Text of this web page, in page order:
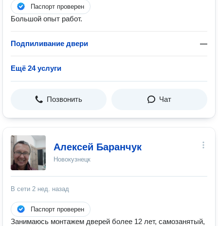
Паспорт проверен
Большой опыт работ.
Подпиливание двери —
Ещё 24 услуги
Позвонить Чат
Алексей Баранчук
Новокузнецк
В сети 2 нед. назад
Паспорт проверен
Занимаюсь монтажем дверей более 12 лет, самозанятый,